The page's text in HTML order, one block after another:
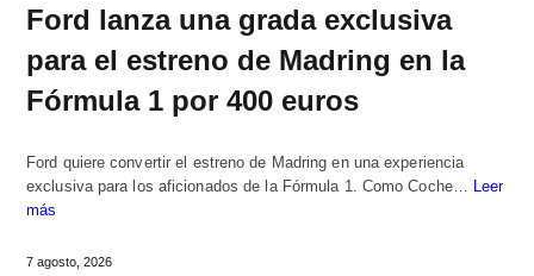
Ford lanza una grada exclusiva
para el estreno de Madring en la
Fórmula 1 por 400 euros
Ford quiere convertir el estreno de Madring en una experiencia
exclusiva para los aficionados de la Fórmula 1. Como Coche… Leer
más
7 agosto, 2026